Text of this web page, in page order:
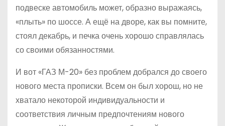
подвеске автомобиль может, образно выражаясь,
«плыть» по шоссе. А ещё на дворе, как вы помните,
стоял декабрь, и печка очень хорошо справлялась
со своими обязанностями.
И вот «ГАЗ М-20» без проблем добрался до своего
нового места прописки. Всем он был хорош, но не
хватало некоторой индивидуальности и
соответствия личным предпочтениям нового